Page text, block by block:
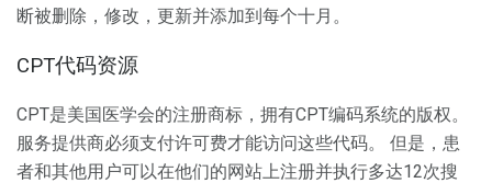
断被删除，修改，更新并添加到每个十月。
CPT代码资源
CPT是美国医学会的注册商标，拥有CPT编码系统的版权。
服务提供商必须支付许可费才能访问这些代码。 但是，患
者和其他用户可以在他们的网站上注册并执行多达12次搜